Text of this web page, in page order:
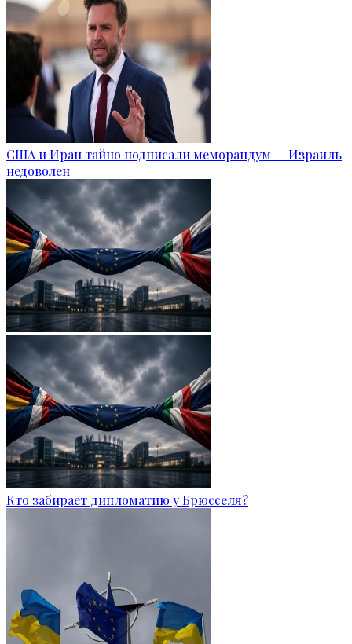
США и Иран тайно подписали меморандум — Израиль
недоволен
Кто забирает дипломатию у Брюсселя?